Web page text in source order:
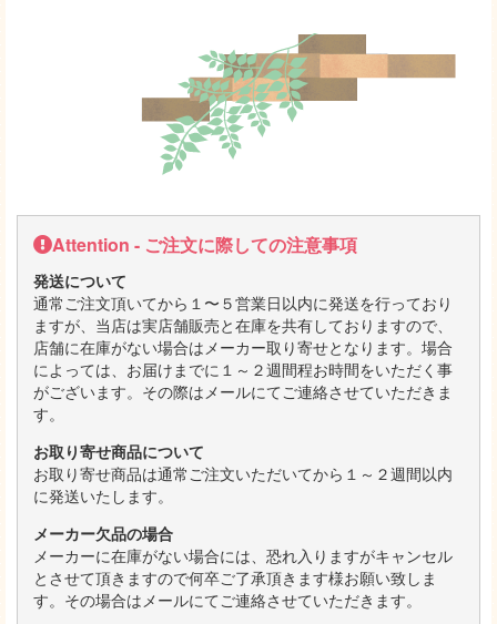
Attention - ご注文に際しての注意事項
発送について
通常ご注文頂いてから１〜５営業日以内に発送を行っており
ますが、当店は実店舗販売と在庫を共有しておりますので、
店舗に在庫がない場合はメーカー取り寄せとなります。場合
によっては、お届けまでに１～２週間程お時間をいただく事
がございます。その際はメールにてご連絡させていただきま
す。
お取り寄せ商品について
お取り寄せ商品は通常ご注文いただいてから１～２週間以内
に発送いたします。
メーカー欠品の場合
メーカーに在庫がない場合には、恐れ入りますがキャンセル
とさせて頂きますので何卒ご了承頂きます様お願い致しま
す。その場合はメールにてご連絡させていただきます。